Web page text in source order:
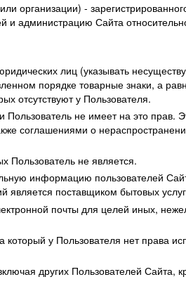
организации) -
и администрацию Сайта
лиц (указывать
порядке товарные знаки, а
отсутствуют у Пользователя.
не имеет на это прав.
соглашениями о
Пользователь не является.
информацию пользователей
является поставщиком бытовых
почты для целей иных,
у Пользователя нет права
других Пользователей Сайта,